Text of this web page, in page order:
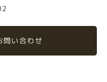
問い合わせ